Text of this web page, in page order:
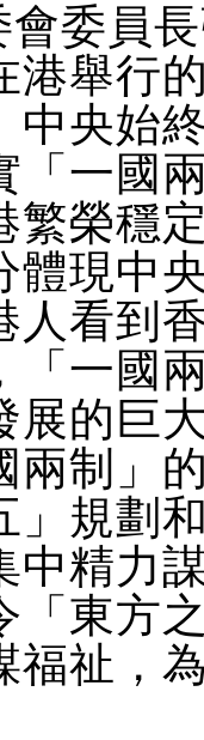
委員
港舉行
中央始
「一國
繁榮穩
體現中
人看到
「一國
展的巨
兩制」
」規劃
中精力
「東方
福祉，